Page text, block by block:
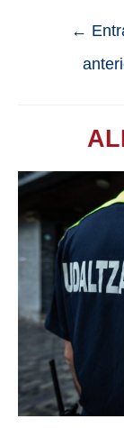
←